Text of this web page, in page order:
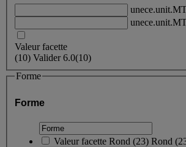
Valeur facette
(10) Valider6.0(10)
Forme
Forme
Valeur facette Rond (23) Rond